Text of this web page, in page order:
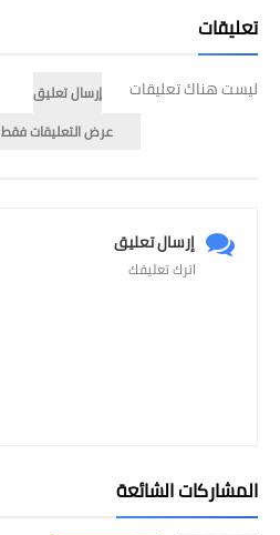
تعليقات
ليست هناك تعليقات
إرسال تعليق
عرض التعليقات فقط
إرسال تعليق
اترك تعليقك
المشاركات الشائعة